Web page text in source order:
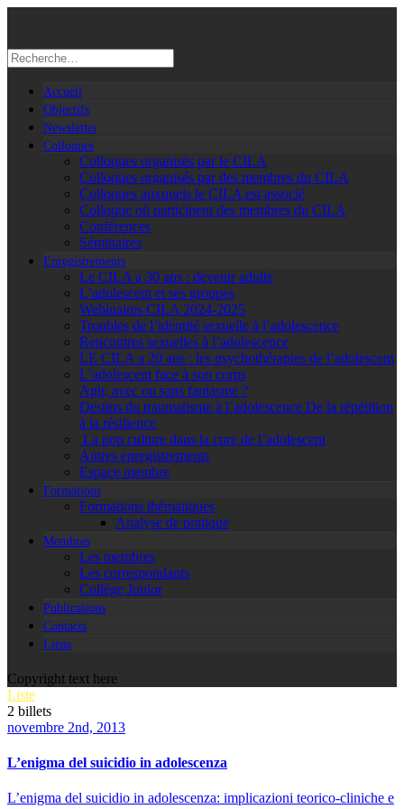
Accueil
Objectifs
Newsletter
Colloques
Colloques organisés par le CILA
Colloques organisés par des membres du CILA
Colloques auxquels le CILA est associé
Colloque où participent des membres du CILA
Conférences
Séminaires
Enregistrements
Le CILA a 30 ans : devenir adulte
L’adolescent et ses groupes
Webinaires CILA 2024-2025
Troubles de l’identité sexuelle à l’adolescence
Rencontres sexuelles à l’adolescence
LE CILA a 20 ans : les psychothérapies de l’adolescent
L’adolescent face à son corps
Agir, avec ou sans fantasme ?
Destins du traumatisme à l’adolescence De la répétition
à la résilience
La pop culture dans la cure de l’adolescent
Autres enregistrements
Espace membre
Formations
Formations thématiques
Analyse de pratique
Membres
Les membres
Les correspondants
Collège Junior
Publications
Contacts
Liens
Copyright text here
Liste
2 billets
novembre 2nd, 2013
L’enigma del suicidio in adolescenza
L’enigma del suicidio in adolescenza: implicazioni teorico-cliniche e